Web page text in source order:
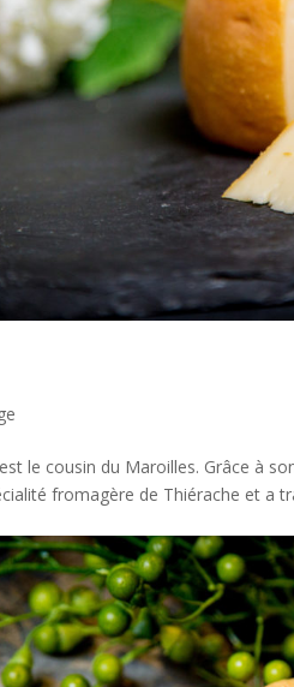
le cousin du Maroilles. Grâce à
fromagère de Thiérache et a